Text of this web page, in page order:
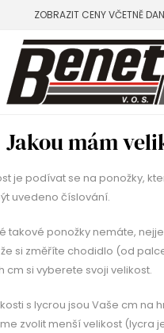
Jakou mám
je podívat se na ponožky,
uvedeno číslování.
takové ponožky nemáte,
si změříte chodidlo (od
cm si vyberete svoji velikost.
s lycrou jsou Vaše cm na
zvolit menší velikost (lycra